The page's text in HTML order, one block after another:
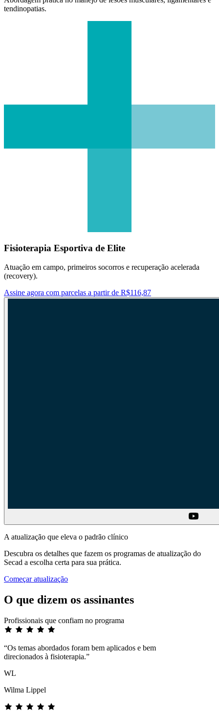
tendinopatias.
Fisioterapia Esportiva de Elite
Atuação em campo, primeiros socorros e recuperação acelerada
(recovery).
Assine agora com parcelas a partir de R$116,87
A atualização que eleva o padrão clínico
Descubra os detalhes que fazem os programas de atualização do
Secad a escolha certa para sua prática.
Começar atualização
O que dizem os assinantes
Profissionais que confiam no programa
“Os temas abordados foram bem aplicados e bem
direcionados à fisioterapia.”
WL
Wilma Lippel